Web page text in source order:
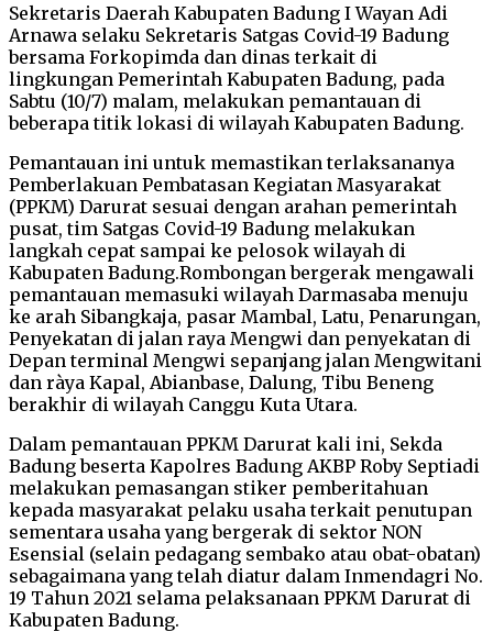
Sekretaris Daerah Kabupaten Badung I Wayan Adi
Arnawa selaku Sekretaris Satgas Covid-19 Badung
bersama Forkopimda dan dinas terkait di
lingkungan Pemerintah Kabupaten Badung, pada
Sabtu (10/7) malam, melakukan pemantauan di
beberapa titik lokasi di wilayah Kabupaten Badung.
Pemantauan ini untuk memastikan terlaksananya
Pemberlakuan Pembatasan Kegiatan Masyarakat
(PPKM) Darurat sesuai dengan arahan pemerintah
pusat, tim Satgas Covid-19 Badung melakukan
langkah cepat sampai ke pelosok wilayah di
Kabupaten Badung.Rombongan bergerak mengawali
pemantauan memasuki wilayah Darmasaba menuju
ke arah Sibangkaja, pasar Mambal, Latu, Penarungan,
Penyekatan di jalan raya Mengwi dan penyekatan di
Depan terminal Mengwi sepanjang jalan Mengwitani
dan ràya Kapal, Abianbase, Dalung, Tibu Beneng
berakhir di wilayah Canggu Kuta Utara.
Dalam pemantauan PPKM Darurat kali ini, Sekda
Badung beserta Kapolres Badung AKBP Roby Septiadi
melakukan pemasangan stiker pemberitahuan
kepada masyarakat pelaku usaha terkait penutupan
sementara usaha yang bergerak di sektor NON
Esensial (selain pedagang sembako atau obat-obatan)
sebagaimana yang telah diatur dalam Inmendagri No.
19 Tahun 2021 selama pelaksanaan PPKM Darurat di
Kabupaten Badung.